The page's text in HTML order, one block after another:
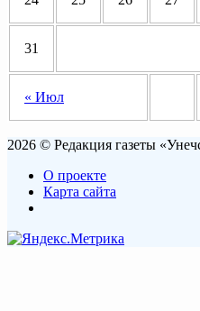
« Июл
31
2026 © Редакция газеты
О проекте
Карта сайта